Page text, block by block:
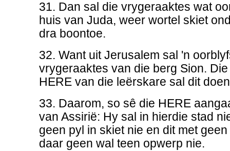
31. Dan sal die vrygeraaktes wat
huis van Juda, weer wortel skiet
dra boontoe.
32. Want uit Jerusalem sal 'n
vrygeraaktes van die berg Sion.
HERE van die leërskare sal dit
33. Daarom, so sê die HERE
van Assirië: Hy sal in hierdie stad
geen pyl in skiet nie en dit met
daar geen wal teen opwerp nie.